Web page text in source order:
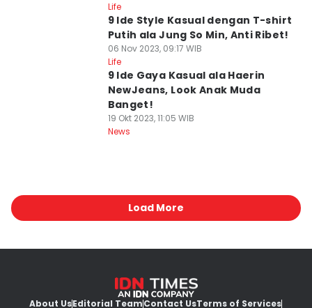
Life
9 Ide Style Kasual dengan T-shirt
Putih ala Jung So Min, Anti Ribet!
06 Nov 2023, 09:17 WIB
Life
9 Ide Gaya Kasual ala Haerin
NewJeans, Look Anak Muda
Banget!
19 Okt 2023, 11:05 WIB
News
Load More
About UsEditorial TeamContact UsTerms of Services